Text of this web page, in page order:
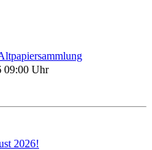
09:00 Uhr
2026!